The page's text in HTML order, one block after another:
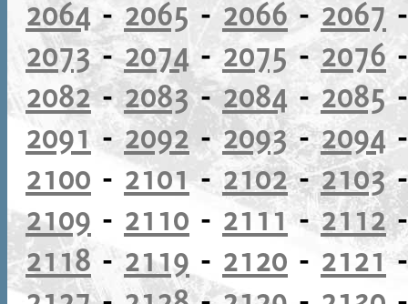
2064 - 2065 - 2066 - 2067
2073-2074- 2075- 2076
2082-2083-2084-2085
2091 -2092 -2093-2094
2100 - 2101-2102-2103
2109 - 2110 - 2111-2112
2118- 2119 - 2120 - 2121